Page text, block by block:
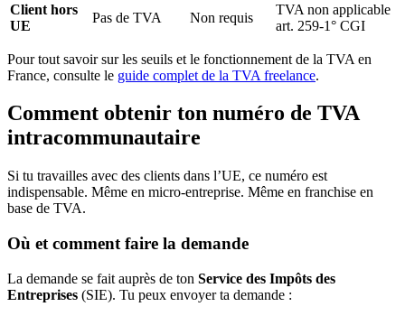
Client hors
UE
Pas de TVA Non requis
TVA non applicable
art. 259-1° CGI
Pour tout savoir sur les seuils et le fonctionnement de la TVA en
France, consulte le guide complet de la TVA freelance.
Comment obtenir ton numéro de TVA
intracommunautaire
Si tu travailles avec des clients dans l’UE, ce numéro est
indispensable. Même en micro-entreprise. Même en franchise en
base de TVA.
Où et comment faire la demande
La demande se fait auprès de ton Service des Impôts des
Entreprises (SIE). Tu peux envoyer ta demande :